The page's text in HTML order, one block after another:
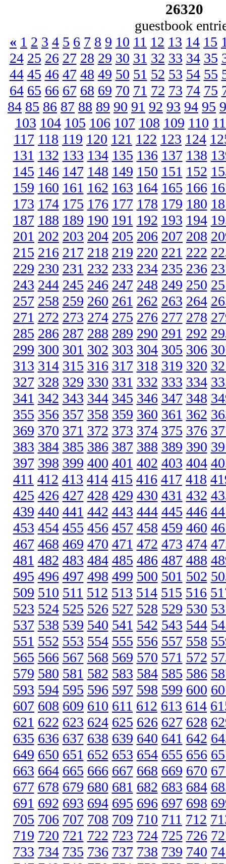
26320
guestbook
« 1 2 3 4 5 6 7 8 9 10 11 12 13 14 15
24 25 26 27 28 29 30 31 32 33 34 35
44 45 46 47 48 49 50 51 52 53 54 55
64 65 66 67 68 69 70 71 72 73 74 75
84 85 86 87 88 89 90 91 92 93 94 95
103 104 105 106 107 108 109 110
117 118 119 120 121 122 123 124
131 132 133 134 135 136 137 138
145 146 147 148 149 150 151 152
159 160 161 162 163 164 165 166
173 174 175 176 177 178 179 180
187 188 189 190 191 192 193 194
201 202 203 204 205 206 207 208
215 216 217 218 219 220 221 222
229 230 231 232 233 234 235 236
243 244 245 246 247 248 249 250
257 258 259 260 261 262 263 264
271 272 273 274 275 276 277 278
285 286 287 288 289 290 291 292
299 300 301 302 303 304 305 306
313 314 315 316 317 318 319 320
327 328 329 330 331 332 333 334
341 342 343 344 345 346 347 348
355 356 357 358 359 360 361 362
369 370 371 372 373 374 375 376
383 384 385 386 387 388 389 390
397 398 399 400 401 402 403 404
411 412 413 414 415 416 417 418
425 426 427 428 429 430 431 432
439 440 441 442 443 444 445 446
453 454 455 456 457 458 459 460
467 468 469 470 471 472 473 474
481 482 483 484 485 486 487 488
495 496 497 498 499 500 501 502
509 510 511 512 513 514 515 516
523 524 525 526 527 528 529 530
537 538 539 540 541 542 543 544
551 552 553 554 555 556 557 558
565 566 567 568 569 570 571 572
579 580 581 582 583 584 585 586
593 594 595 596 597 598 599 600
607 608 609 610 611 612 613 614
621 622 623 624 625 626 627 628
635 636 637 638 639 640 641 642
649 650 651 652 653 654 655 656
663 664 665 666 667 668 669 670
677 678 679 680 681 682 683 684
691 692 693 694 695 696 697 698
705 706 707 708 709 710 711 712
719 720 721 722 723 724 725 726
733 734 735 736 737 738 739 740